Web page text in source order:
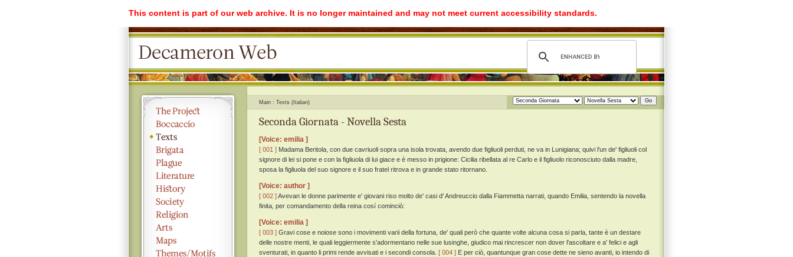
This content is part of our web archive. It is no longer maintained and may not meet current accessibility standards.
Main Texts (Italian)
Seconda Giornata - Novella Sesta
[Voice: emilia ]
[ 001 ] Madama Beritola, con due cavriuoli sopra una isola trovata, avendo due figliuoli perduti, ne va in Lunigiana; quivi l'un de' figliuoli col
signore di lei si pone e con la figliuola di lui giace e è messo in prigione: Cicilia ribellata al re Carlo e il figliuolo riconosciuto dalla madre,
sposa la figliuola del suo signore e il suo fratel ritrova e in grande stato ritornano.
[Voice: author ]
[ 002 ]Avevan le donne parimente e' giovani riso molto de' casi d' Andreuccio dalla Fiammetta narrati, quando Emilia, sentendo la novella
finita, per comandamento della reina cosí cominciò:
[Voice: emilia ]
[ 003 ] Gravi cose e noiose sono i movimenti varii della fortuna, de' quali però che quante volte alcuna cosa si parla, tante è un destare
delle nostre menti, le quali leggiermente s'adormentano nelle sue lusinghe, giudico mai rincrescer non dover l'ascoltare e a' felici e agli
sventurati, in quanto li primi rende avvisati e i secondi consola. [ 004 ] E per ciò, quantunque gran cose dette ne sieno avanti, io intendo di